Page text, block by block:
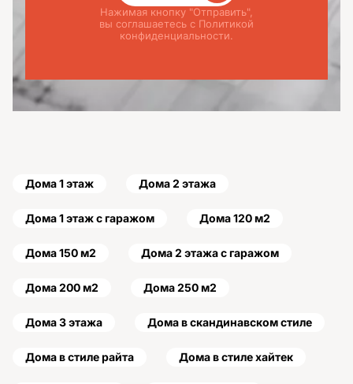
Нажимая кнопку "Отправить",
вы соглашаетесь с Политикой
конфиденциальности.
Дома 1 этаж Дома 2 этажа
Дома 1 этаж с гаражом Дома 120 м2
Дома 150 м2 Дома 2 этажа с гаражом
Дома 200 м2 Дома 250 м2
Дома 3 этажа Дома в скандинавском стиле
Дома в стиле райта Дома в стиле хайтек